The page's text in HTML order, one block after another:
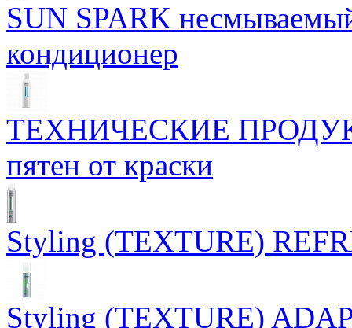
SUN SPARK
кондиционер
ТЕХНИЧЕСКИЕ
пятен от краски
Styling (TEXTURE)
Styling (TEXTURE)